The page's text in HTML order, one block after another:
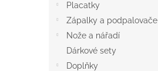
Placatky
Zápalky a podpalovače
Nože a nářadí
Dárkové sety
Doplňky